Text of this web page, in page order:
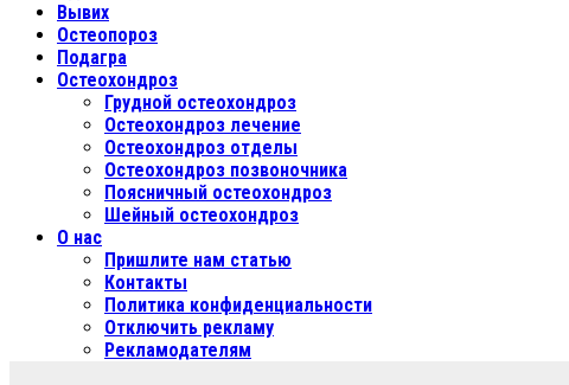
Вывих
Остеопороз
Подагра
Остеохондроз
Грудной остеохондроз
Остеохондроз лечение
Остеохондроз отделы
Остеохондроз позвоночника
Поясничный остеохондроз
Шейный остеохондроз
О нас
Пришлите нам статью
Контакты
Политика конфиденциальности
Отключить рекламу
Рекламодателям